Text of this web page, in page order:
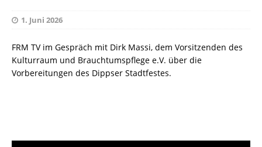
1. Juni 2026
FRM TV im Gespräch mit Dirk Massi, dem Vorsitzenden des
Kulturraum und Brauchtumspflege e.V. über die
Vorbereitungen des Dippser Stadtfestes.